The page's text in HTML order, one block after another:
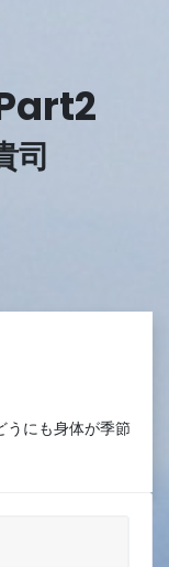
司
うにも身体が季節